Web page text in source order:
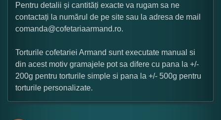
Pentru detalii și cantități exacte va rugam sa ne
contactați la numărul de pe site sau la adresa de mail
comanda@cofetariaarmand.ro.
Torturile cofetariei Armand sunt executate manual si
din acest motiv gramajele pot sa difere cu pana la +/-
200g pentru torturile simple si pana la +/- 500g pentru
torturile personalizate.